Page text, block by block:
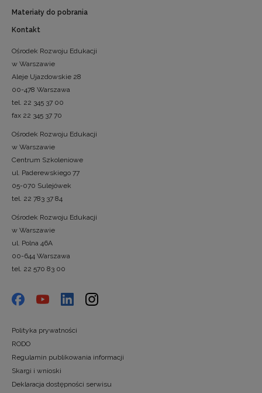
Materiały do pobrania
Kontakt
Ośrodek Rozwoju Edukacji
w Warszawie
Aleje Ujazdowskie 28
00-478 Warszawa
tel. 22 345 37 00
fax 22 345 37 70
Ośrodek Rozwoju Edukacji
w Warszawie
Centrum Szkoleniowe
ul. Paderewskiego 77
05-070 Sulejówek
tel. 22 783 37 84
Ośrodek Rozwoju Edukacji
w Warszawie
ul. Polna 46A
00-644 Warszawa
tel. 22 570 83 00
Polityka prywatności
RODO
Regulamin publikowania informacji
Skargi i wnioski
Deklaracja dostępności serwisu